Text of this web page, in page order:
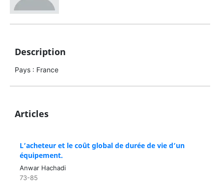
Description
Pays : France
Articles
L’acheteur et le coût global de durée de vie d’un
équipement.
Anwar Hachadi
73-85